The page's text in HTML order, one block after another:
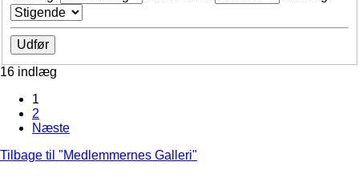
16 indlæg
1
2
Næste
Tilbage til "Medlemmernes Galleri"